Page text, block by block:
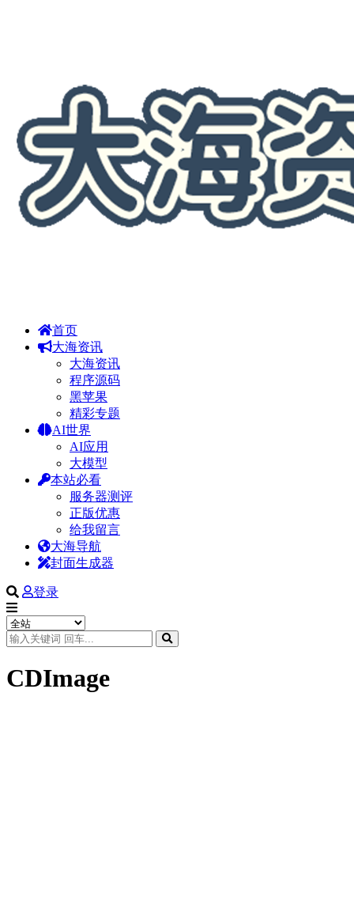
首页
大海资讯
大海资讯
程序源码
黑苹果
精彩专题
AI世界
AI应用
大模型
本站必看
服务器测评
正版优惠
给我留言
大海导航
封面生成器
登录
CDImage